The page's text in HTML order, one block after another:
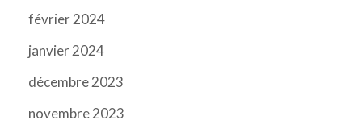
février 2024
janvier 2024
décembre 2023
novembre 2023